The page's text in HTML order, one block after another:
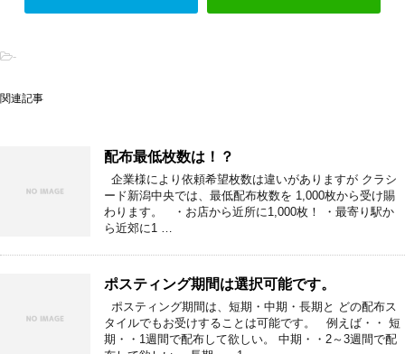
-
関連記事
配布最低枚数は！？
企業様により依頼希望枚数は違いがありますが クラシ
ード新潟中央では、最低配布枚数を 1,000枚から受け賜
わります。 ・お店から近所に1,000枚！ ・最寄り駅か
ら近郊に1 …
ポスティング期間は選択可能です。
ポスティング期間は、短期・中期・長期と どの配布ス
タイルでもお受けすることは可能です。 例えば・・ 短
期・・1週間で配布して欲しい。 中期・・2～3週間で配